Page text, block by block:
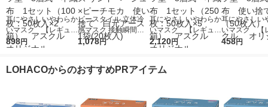
耳にやさしいやわらか
いマスク 【レギュラ
ー】 ホワイト プリ
枚：50枚入×2箱）
898円
ビースタイル 立体冷
感マスク 接触瞬間冷
感 ムレにくい ふつ
い捨て 白元アース 1
1,078円
耳にやさしいやわらか
いマスク 【レギュラ
ー】 ホワイト プリ
枚：50枚入×5箱）
2,120円
耳にやさしい
いマスク 【
ー】 ホワイ
458円
LOHACOからのおすすめPRアイテム